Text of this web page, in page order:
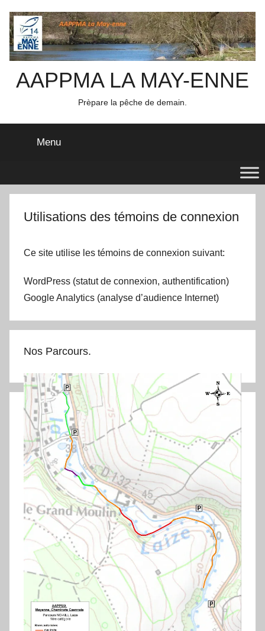
au
contenu
AAPPMA LA MAY-ENNE
Prèpare la pêche de demain.
Menu
Utilisations des témoins de connexion
Ce site utilise les témoins de connexion suivant:
WordPress (statut de connexion, authentification)
Google Analytics (analyse d’audience Internet)
Nos Parcours.